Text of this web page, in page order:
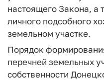
настоящего Закона, а
личного подсобного
земельном участке.
Порядок
перечней земельных
собственности